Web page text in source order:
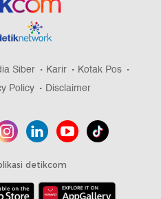
Siber Karir
Kotak Pos
Policy Disclaimer
detikcom